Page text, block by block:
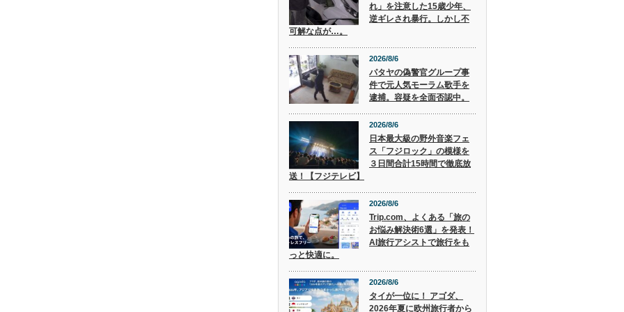
れ」を注意した15歳少年、
逆ギレされ暴行。しかし不
可解な点が…。
2026/8/6
パタヤの偽警官グループ事
件で元人気モーラム歌手を
逮捕。容疑を全面否認中。
2026/8/6
日本最大級の野外音楽フェ
ス「フジロック」の模様を
３日間合計15時間で徹底放
送！【フジテレビ】
2026/8/6
Trip.com、よくある「旅の
お悩み解決術6選」を発表！
AI旅行アシストで旅行をも
っと快適に。
2026/8/6
タイが一位に！ アゴダ、
2026年夏に欧州旅行者から